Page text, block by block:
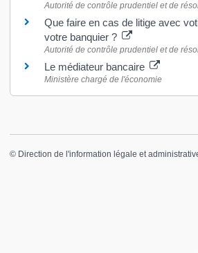
Autorité de contrôle prudentiel et de
Que faire en cas de litige avec
votre banquier ?
Autorité de contrôle prudentiel et de
Le médiateur bancaire
Ministère chargé de l'économie
© Direction de l'information légale et